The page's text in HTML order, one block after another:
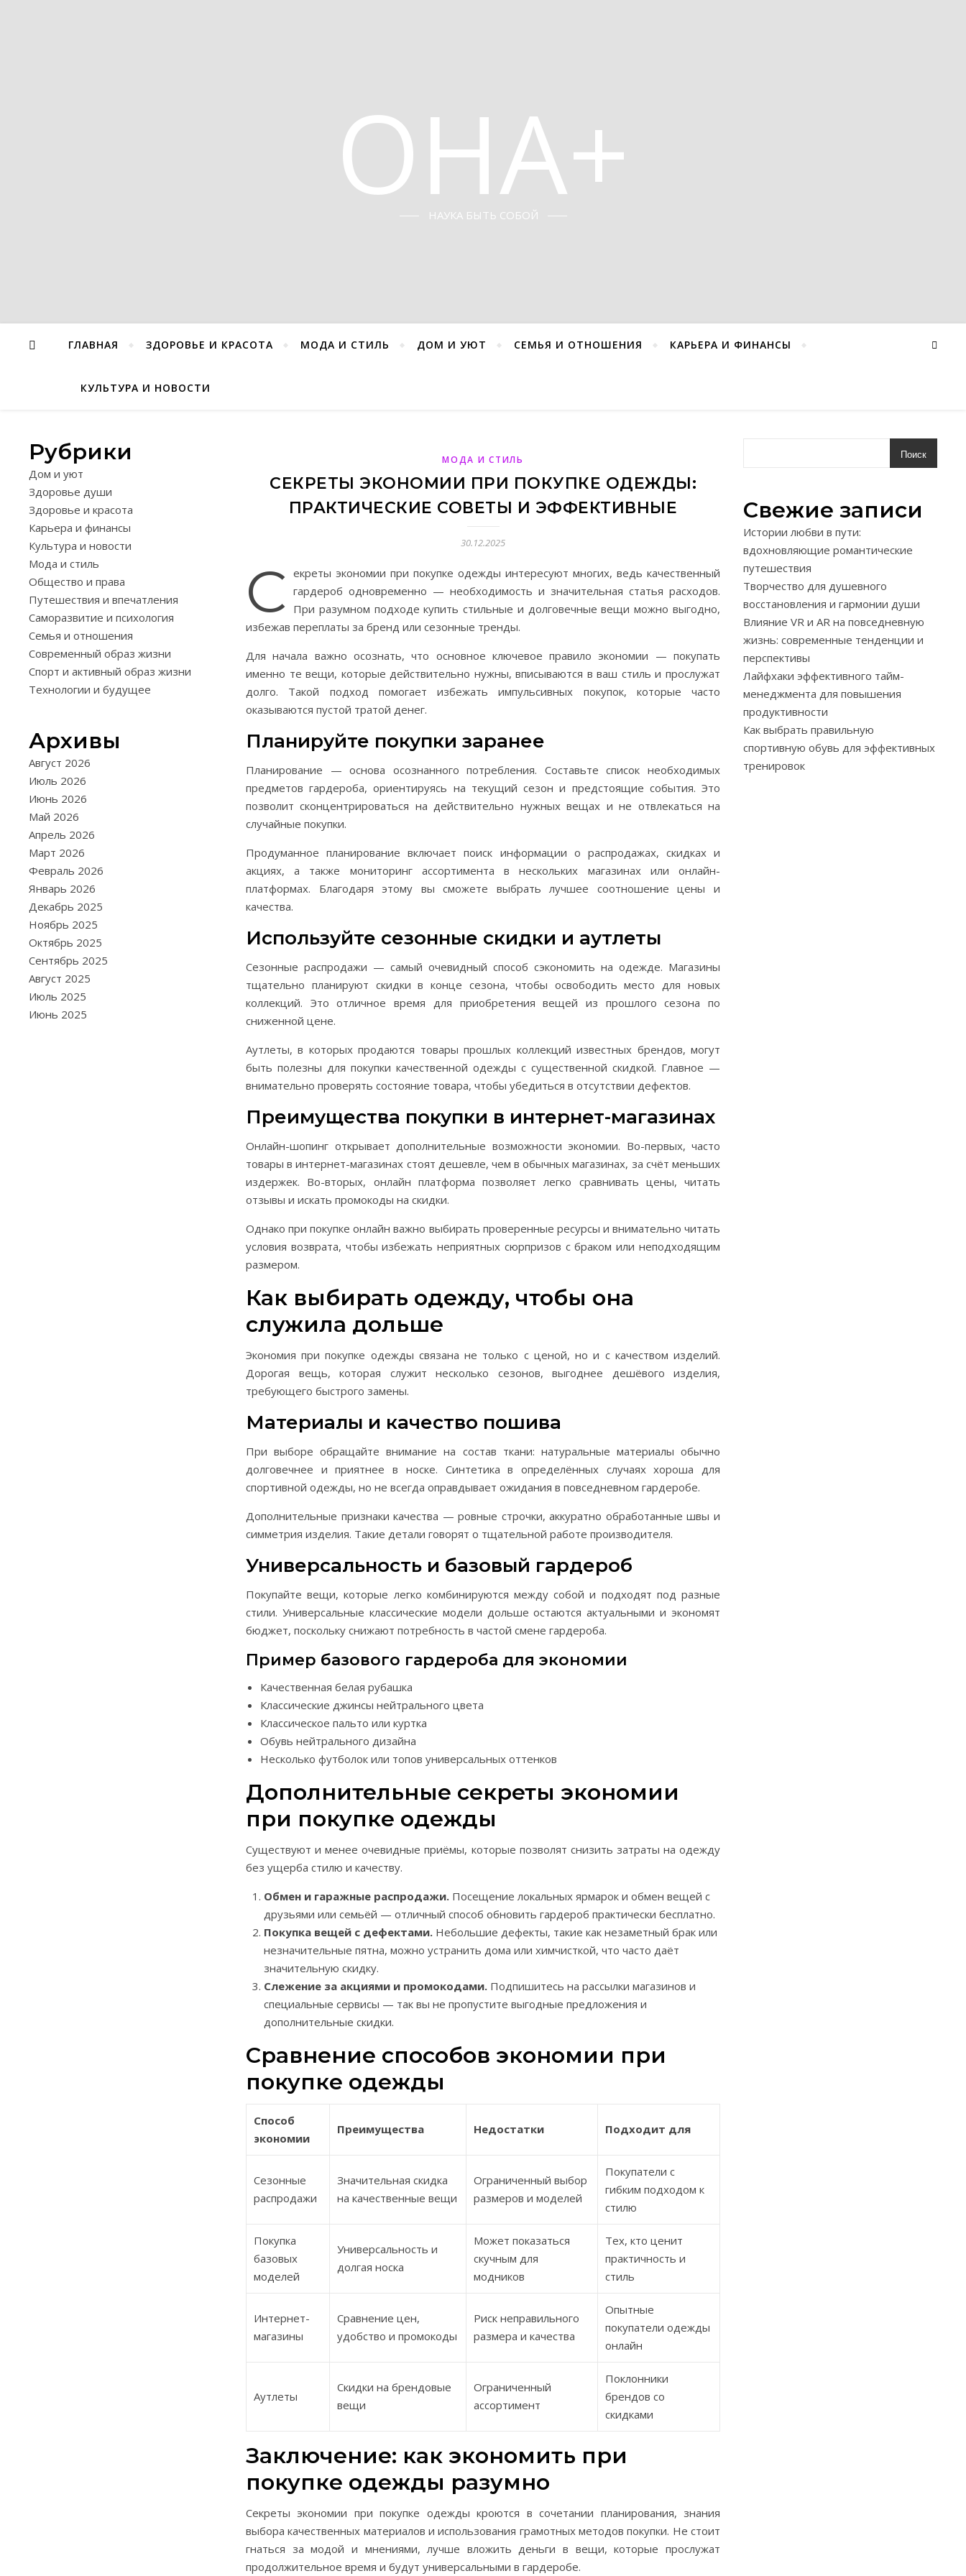
ОНА+
НАУКА БЫТЬ СОБОЙ
ГЛАВНАЯ ЗДОРОВЬЕ И КРАСОТА МОДА И СТИЛЬ ДОМ И УЮТ СЕМЬЯ И ОТНОШЕНИЯ КАРЬЕРА И ФИНАНСЫ
КУЛЬТУРА И НОВОСТИ
Рубрики
Дом и уют
Здоровье души
Здоровье и красота
Карьера и финансы
Культура и новости
Мода и стиль
Общество и права
Путешествия и впечатления
Саморазвитие и психология
Семья и отношения
Современный образ жизни
Спорт и активный образ жизни
Технологии и будущее
Архивы
Август 2026
Июль 2026
Июнь 2026
Май 2026
Апрель 2026
Март 2026
Февраль 2026
Январь 2026
Декабрь 2025
Ноябрь 2025
Октябрь 2025
Сентябрь 2025
Август 2025
Июль 2025
Июнь 2025
МОДА И СТИЛЬ
СЕКРЕТЫ ЭКОНОМИИ ПРИ ПОКУПКЕ ОДЕЖДЫ:
ПРАКТИЧЕСКИЕ СОВЕТЫ И ЭФФЕКТИВНЫЕ
30.12.2025
С екреты экономии при покупке одежды интересуют многих, ведь качественный
гардероб одновременно — необходимость и значительная статья расходов.
При разумном подходе купить стильные и долговечные вещи можно выгодно,
избежав переплаты за бренд или сезонные тренды.
Для начала важно осознать, что основное ключевое правило экономии — покупать
именно те вещи, которые действительно нужны, вписываются в ваш стиль и прослужат
долго. Такой подход помогает избежать импульсивных покупок, которые часто
оказываются пустой тратой денег.
Планируйте покупки заранее
Планирование — основа осознанного потребления. Составьте список необходимых
предметов гардероба, ориентируясь на текущий сезон и предстоящие события. Это
позволит сконцентрироваться на действительно нужных вещах и не отвлекаться на
случайные покупки.
Продуманное планирование включает поиск информации о распродажах, скидках и
акциях, а также мониторинг ассортимента в нескольких магазинах или онлайн-
платформах. Благодаря этому вы сможете выбрать лучшее соотношение цены и
качества.
Используйте сезонные скидки и аутлеты
Сезонные распродажи — самый очевидный способ сэкономить на одежде. Магазины
тщательно планируют скидки в конце сезона, чтобы освободить место для новых
коллекций. Это отличное время для приобретения вещей из прошлого сезона по
сниженной цене.
Аутлеты, в которых продаются товары прошлых коллекций известных брендов, могут
быть полезны для покупки качественной одежды с существенной скидкой. Главное —
внимательно проверять состояние товара, чтобы убедиться в отсутствии дефектов.
Преимущества покупки в интернет-магазинах
Онлайн-шопинг открывает дополнительные возможности экономии. Во-первых, часто
товары в интернет-магазинах стоят дешевле, чем в обычных магазинах, за счёт меньших
издержек. Во-вторых, онлайн платформа позволяет легко сравнивать цены, читать
отзывы и искать промокоды на скидки.
Однако при покупке онлайн важно выбирать проверенные ресурсы и внимательно читать
условия возврата, чтобы избежать неприятных сюрпризов с браком или неподходящим
размером.
Как выбирать одежду, чтобы она
служила дольше
Экономия при покупке одежды связана не только с ценой, но и с качеством изделий.
Дорогая вещь, которая служит несколько сезонов, выгоднее дешёвого изделия,
требующего быстрого замены.
Материалы и качество пошива
При выборе обращайте внимание на состав ткани: натуральные материалы обычно
долговечнее и приятнее в носке. Синтетика в определённых случаях хороша для
спортивной одежды, но не всегда оправдывает ожидания в повседневном гардеробе.
Дополнительные признаки качества — ровные строчки, аккуратно обработанные швы и
симметрия изделия. Такие детали говорят о тщательной работе производителя.
Универсальность и базовый гардероб
Покупайте вещи, которые легко комбинируются между собой и подходят под разные
стили. Универсальные классические модели дольше остаются актуальными и экономят
бюджет, поскольку снижают потребность в частой смене гардероба.
Пример базового гардероба для экономии
Качественная белая рубашка
Классические джинсы нейтрального цвета
Классическое пальто или куртка
Обувь нейтрального дизайна
Несколько футболок или топов универсальных оттенков
Дополнительные секреты экономии
при покупке одежды
Существуют и менее очевидные приёмы, которые позволят снизить затраты на одежду
без ущерба стилю и качеству.
Обмен и гаражные распродажи. Посещение локальных ярмарок и обмен вещей с
друзьями или семьёй — отличный способ обновить гардероб практически бесплатно.
Покупка вещей с дефектами. Небольшие дефекты, такие как незаметный брак или
незначительные пятна, можно устранить дома или химчисткой, что часто даёт
значительную скидку.
Слежение за акциями и промокодами. Подпишитесь на рассылки магазинов и
специальные сервисы — так вы не пропустите выгодные предложения и
дополнительные скидки.
Сравнение способов экономии при
покупке одежды
Способ
экономии
Преимущества Недостатки Подходит для
Сезонные
распродажи
Значительная скидка
на качественные вещи
Ограниченный выбор
размеров и моделей
Покупатели с
гибким подходом к
стилю
Покупка
базовых
моделей
Универсальность и
долгая носка
Может показаться
скучным для
модников
Тех, кто ценит
практичность и
стиль
Интернет-
магазины
Сравнение цен,
удобство и промокоды
Риск неправильного
размера и качества
Опытные
покупатели одежды
онлайн
Аутлеты
Скидки на брендовые
вещи
Ограниченный
ассортимент
Поклонники
брендов со
скидками
Заключение: как экономить при
покупке одежды разумно
Секреты экономии при покупке одежды кроются в сочетании планирования, знания
выбора качественных материалов и использования грамотных методов покупки. Не стоит
гнаться за модой и мнениями, лучше вложить деньги в вещи, которые прослужат
продолжительное время и будут универсальными в гардеробе.
Поиск
Свежие записи
Истории любви в пути:
вдохновляющие романтические
путешествия
Творчество для душевного
восстановления и гармонии души
Влияние VR и AR на повседневную
жизнь: современные тенденции и
перспективы
Лайфхаки эффективного тайм-
менеджмента для повышения
продуктивности
Как выбрать правильную
спортивную обувь для эффективных
тренировок